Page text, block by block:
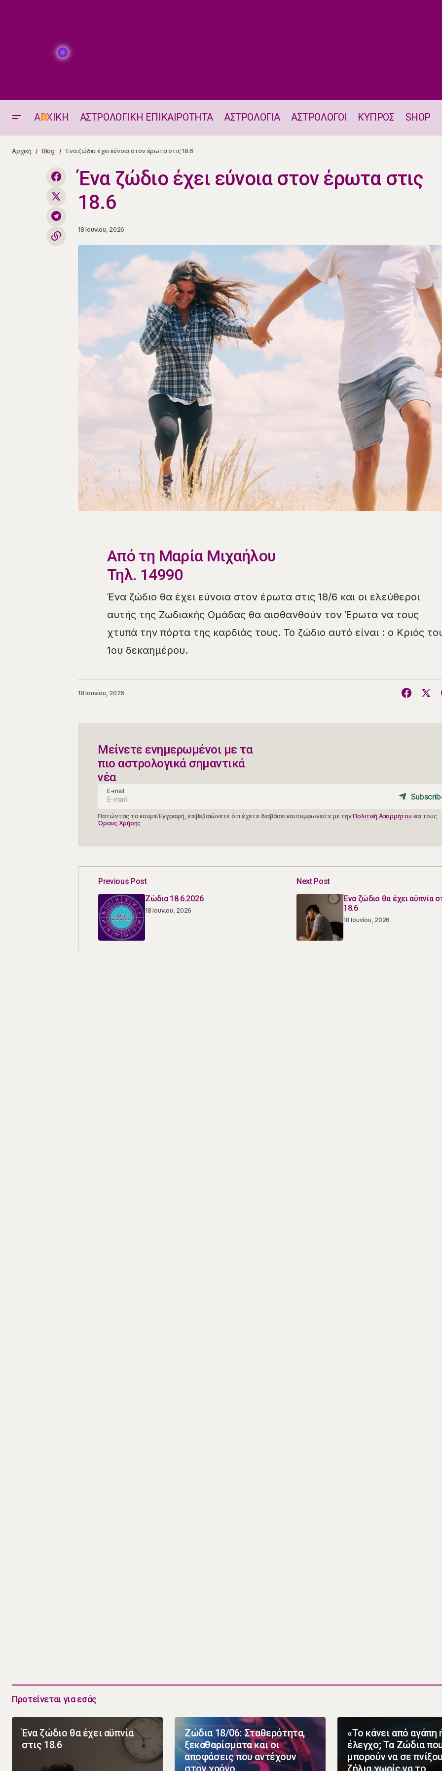
ΑΡΧΙΚΗ ΑΣΤΡΟΛΟΓΙΚΗ ΕΠΙΚΑΙΡΟΤΗΤΑ ΑΣΤΡΟΛΟΓΙΑ ΑΣΤΡΟΛΟΓΟΙ ΚΥΠΡΟΣ SHOP
Ζώδια 18.6.2026
Αρχική Blog Ένα ζώδιο έχει εύνοια στον έρωτα στις 18.6
Ένα ζώδιο έχει εύνοια στον έρωτα στις
18.6
18 Ιουνίου, 2026
​Από τη Μαρία Μιχαήλου
Τηλ. 14990
​Ένα ζώδιο θα έχει εύνοια στον έρωτα στις 18/6 και οι ελεύθεροι
αυτής της Ζωδιακής Ομάδας θα αισθανθούν τον Έρωτα να τους
χτυπά την πόρτα της καρδιάς τους. Το ζώδιο αυτό είναι : ο Κριός
1ου δεκαημέρου.
18 Ιουνίου, 2026
Μείνετε ενημερωμένοι με τα
πιο αστρολογικά σημαντικά
νέα
E-mail
Πατώντας το κουμπί Εγγραφή, επιβεβαιώνετε ότι έχετε διαβάσει και συμφωνείτε με τηνΠολιτική Απορρήτου και τους
Όρους Χρήσης
Previous Post
Ζώδια 18.6.2026
18 Ιουνίου, 2026
Next Post
Ένα ζώδιο θα έχει αϋπνία
18.6
18 Ιουνίου, 2026
Προτείνεται για εσάς
Ένα ζώδιο θα έχει αϋπνία
στις 18.6
Ζώδια 18/06: Σταθερότητα,
ξεκαθαρίσματα και οι
αποφάσεις που αντέχουν
στον χρόνο
«Το κάνει από αγάπη
έλεγχο; Τα Ζώδια
μπορούν να σε
ζήλια χωρίς να το